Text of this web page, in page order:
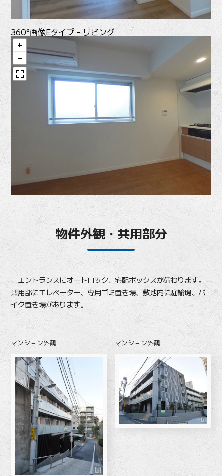
360°画像Eタイプ - リビング
物件外観・共用部分
エントランスにオートロック、宅配ボックスが備わります。
共用部にエレベーター、専用ゴミ置き場、敷地内に駐輪場、バ
イク置き場があります。
マンション外観 マンション外観